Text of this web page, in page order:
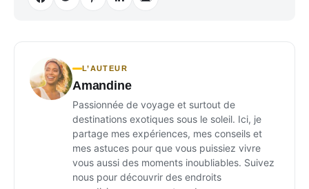
L’AUTEUR
Amandine
Passionnée de voyage et surtout de
destinations exotiques sous le soleil. Ici, je
partage mes expériences, mes conseils et
mes astuces pour que vous puissiez vivre
vous aussi des moments inoubliables. Suivez
nous pour découvrir des endroits